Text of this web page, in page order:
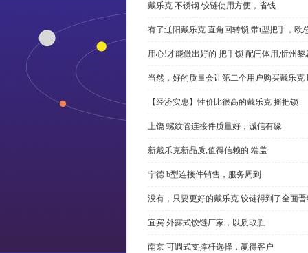
戴乐克 不锈钢 铰链使用方便，省钱
有了辽阳戴乐克 直角回转锁 带t型把手，欧
用心!才能做出好的 把手锁 配闩体用,忻州黎
当然，好的质量会让第二个用户购买戴乐克
【经济实惠】性价比很高的戴乐克 摇把锁
上饶 螺纹管连接件质量好，诚信有缘
新戴乐克新品质,值得信赖的 端盖
宁德 b型连接件销售，服务周到
没有，只要更好的戴乐克 铰链得到了全面
宜宾 外露式铰链厂家，以质取胜
南京 可调式支撑杆选择，赢得客户